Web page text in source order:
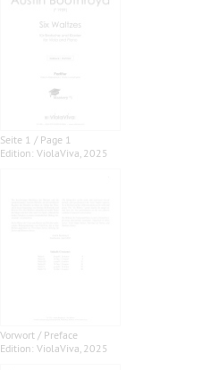
Seite 1 / Page 1
Edition: ViolaViva, 2025
Vorwort / Preface
Edition: ViolaViva, 2025